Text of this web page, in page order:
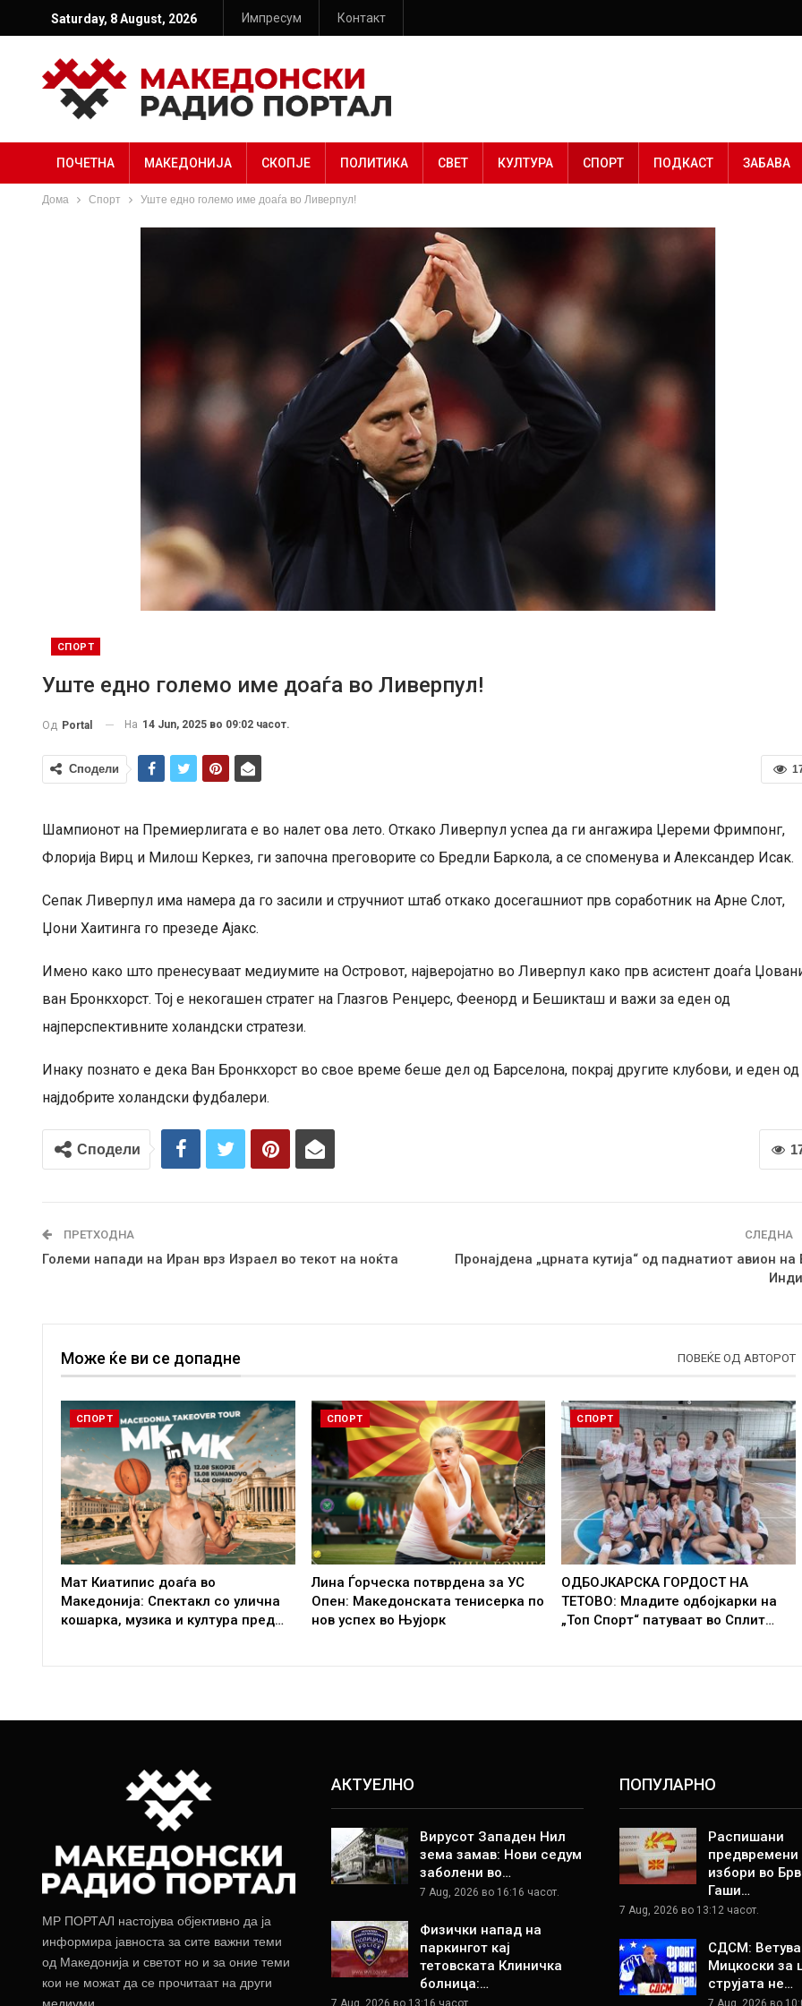
Saturday, 8 August, 2026 Импресум Контакт
ПОЧЕТНА МАКЕДОНИЈА СКОПЈЕ ПОЛИТИКА СВЕТ КУЛТУРА СПОРТ ПОДКАСТ ЗАБАВА
Дома Спорт Уште едно големо име доаѓа во Ливерпул!
СПОРТ
Уште едно големо име доаѓа во Ливерпул!
Од Portal На 14 Jun, 2025 во 09:02 часот.
Сподели
Шампионот на Премиерлигата е во налет ова лето. Откако Ливерпул успеа да ги ангажира Џереми Фримпонг,
Флорија Вирц и Милош Керкез, ги започна преговорите со Бредли Баркола, а се споменува и Александер Исак.
Сепак Ливерпул има намера да го засили и стручниот штаб откако досегашниот прв соработник на Арне Слот,
Џони Хаитинга го презеде Ајакс.
Имено како што пренесуваат медиумите на Островот, најверојатно во Ливерпул како прв асистент доаѓа
ван Бронкхорст. Тој е некогашен стратег на Глазгов Ренџерс, Феенорд и Бешикташ и важи за еден од
најперспективните холандски стратези.
Инаку познато е дека Ван Бронкхорст во свое време беше дел од Барселона, покрај другите клубови, и еден од
најдобрите холандски фудбалери.
Сподели
ПРЕТХОДНА
Големи напади на Иран врз Израел во текот на ноќта
СЛЕДНА
Пронајдена „црната кутија“ од паднатиот авион на
Може ќе ви се допадне ПОВЕЌЕ ОД АВТОРОТ
СПОРТ
Мат Киатипис доаѓа во
Македонија: Спектакл со улична
кошарка, музика и култура пред…
СПОРТ
Лина Ѓорческа потврдена за УС
Опен: Македонската тенисерка по
нов успех во Њујорк
СПОРТ
ОДБОЈКАРСКА ГОРДОСТ НА
ТЕТОВО: Младите одбојкарки на
„Топ Спорт“ патуваат во Сплит…
МР ПОРТАЛ настојува објективно да ја
информира јавноста за сите важни теми
од Македонија и светот но и за оние теми
кои не можат да се прочитаат на други
медиуми.
АКТУЕЛНО
Вирусот Западен Нил
зема замав: Нови седум
заболени во…
7 Aug, 2026 во 16:16 часот.
Физички напад на
паркингот кај
тетовската Клиничка
болница:…
7 Aug, 2026 во 13:16 часот.
ПОПУЛАРНО
Распишани
предвремени
избори во
Гаши…
7 Aug, 2026 во 13:12 часот.
СДСМ:
Мицкоски за
струјата не…
7 Aug, 2026 во